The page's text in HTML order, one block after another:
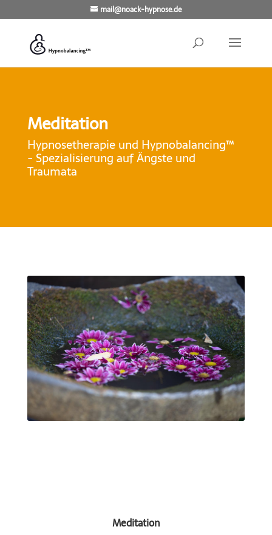
mail@noack-hypnose.de
Meditation
Hypnosetherapie und Hypnobalancing™
- Spezialisierung auf Ängste und
Traumata
Meditation